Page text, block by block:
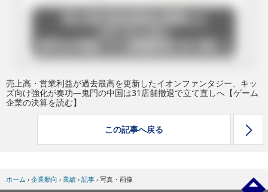
売上高・営業利益が過去最高を更新したイオンファンタジー、キッ
ズ向け強化が奏功―鬼門の中国は31店舗撤退で立て直しへ【ゲーム
企業の決算を読む】
この記事へ戻る
ホーム › 企業動向 › 業績 › 記事 › 写真・画像